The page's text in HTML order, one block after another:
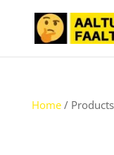
Home/ Products